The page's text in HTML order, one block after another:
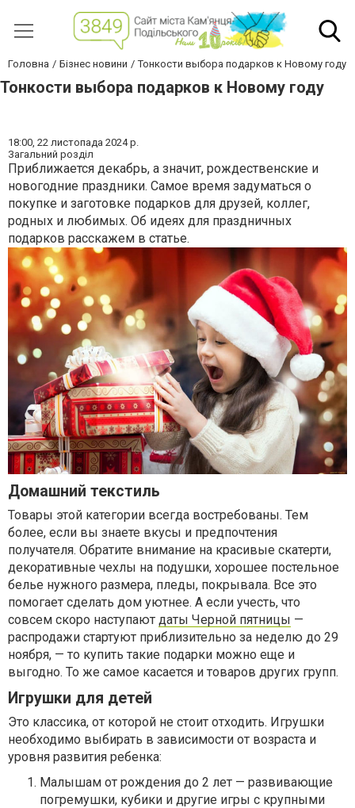
Головна Бізнес новини Тонкости выбора подарков к Новому году
Тонкости выбора подарков к Новому году
18:00, 22 листопада 2024 р.
Загальний розділ
Приближается декабрь, а значит, рождественские и
новогодние праздники. Самое время задуматься о
покупке и заготовке подарков для друзей, коллег,
родных и любимых. Об идеях для праздничных
подарков расскажем в статье.
Домашний текстиль
Товары этой категории всегда востребованы. Тем
более, если вы знаете вкусы и предпочтения
получателя. Обратите внимание на красивые скатерти,
декоративные чехлы на подушки, хорошее постельное
белье нужного размера, пледы, покрывала. Все это
помогает сделать дом уютнее. А если учесть, что
совсем скоро наступают даты Черной пятницы —
распродажи стартуют приблизительно за неделю до 29
ноября, — то купить такие подарки можно еще и
выгодно. То же самое касается и товаров других групп.
Игрушки для детей
Это классика, от которой не стоит отходить. Игрушки
необходимо выбирать в зависимости от возраста и
уровня развития ребенка:
Малышам от рождения до 2 лет — развивающие
погремушки, кубики и другие игры с крупными